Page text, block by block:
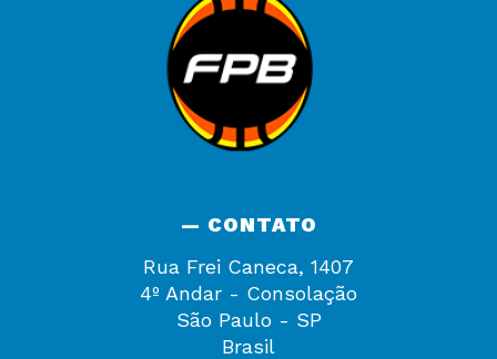
— CONTATO
Rua Frei Caneca, 1407
4º Andar - Consolação
São Paulo - SP
Brasil